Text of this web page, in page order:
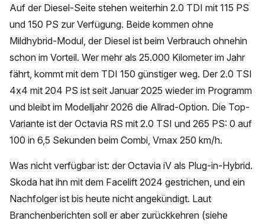
Auf der Diesel-Seite stehen weiterhin 2.0 TDI mit 115 PS
und 150 PS zur Verfügung. Beide kommen ohne
Mildhybrid-Modul, der Diesel ist beim Verbrauch ohnehin
schon im Vorteil. Wer mehr als 25.000 Kilometer im Jahr
fährt, kommt mit dem TDI 150 günstiger weg. Der 2.0 TSI
4x4 mit 204 PS ist seit Januar 2025 wieder im Programm
und bleibt im Modelljahr 2026 die Allrad-Option. Die Top-
Variante ist der Octavia RS mit 2.0 TSI und 265 PS: 0 auf
100 in 6,5 Sekunden beim Combi, Vmax 250 km/h.
Was nicht verfügbar ist: der Octavia iV als Plug-in-Hybrid.
Skoda hat ihn mit dem Facelift 2024 gestrichen, und ein
Nachfolger ist bis heute nicht angekündigt. Laut
Branchenberichten soll er aber zurückkehren (siehe